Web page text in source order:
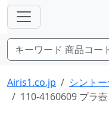
Airis1.co.jp
シント
110-4160609 プラ